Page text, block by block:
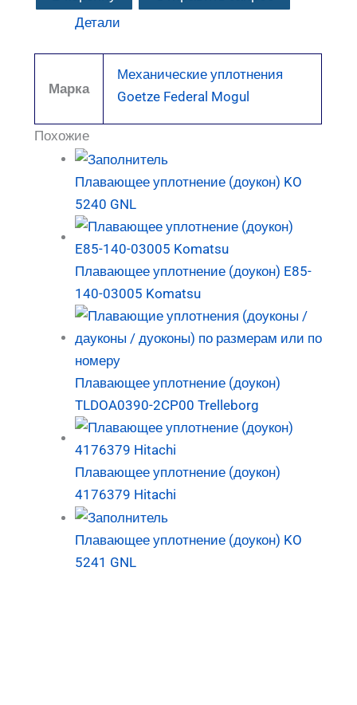
Детали
Марка
Механические уплотнения
Goetze Federal Mogul
Похожие
Плавающее уплотнение (доукон) KO
5240 GNL
Плавающее уплотнение (доукон) E85-
140-03005 Komatsu
Плавающее уплотнение (доукон)
TLDOA0390-2CP00 Trelleborg
Плавающее уплотнение (доукон)
4176379 Hitachi
Плавающее уплотнение (доукон) KO
5241 GNL